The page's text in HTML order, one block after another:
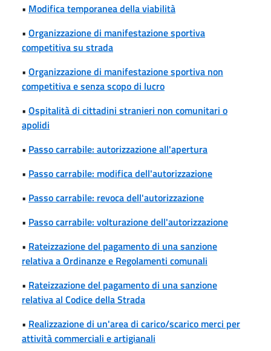
• Modifica temporanea della viabilità
• Organizzazione di manifestazione sportiva
competitiva su strada
• Organizzazione di manifestazione sportiva non
competitiva e senza scopo di lucro
• Ospitalità di cittadini stranieri non comunitari o
apolidi
• Passo carrabile: autorizzazione all'apertura
• Passo carrabile: modifica dell'autorizzazione
• Passo carrabile: revoca dell'autorizzazione
• Passo carrabile: volturazione dell'autorizzazione
• Rateizzazione del pagamento di una sanzione
relativa a Ordinanze e Regolamenti comunali
• Rateizzazione del pagamento di una sanzione
relativa al Codice della Strada
• Realizzazione di un'area di carico/scarico merci per
attività commerciali e artigianali